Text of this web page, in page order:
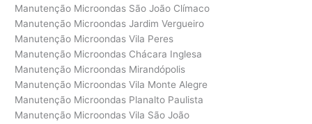
Manutenção Microondas São João Clímaco
Manutenção Microondas Jardim Vergueiro
Manutenção Microondas Vila Peres
Manutenção Microondas Chácara Inglesa
Manutenção Microondas Mirandópolis
Manutenção Microondas Vila Monte Alegre
Manutenção Microondas Planalto Paulista
Manutenção Microondas Vila São João